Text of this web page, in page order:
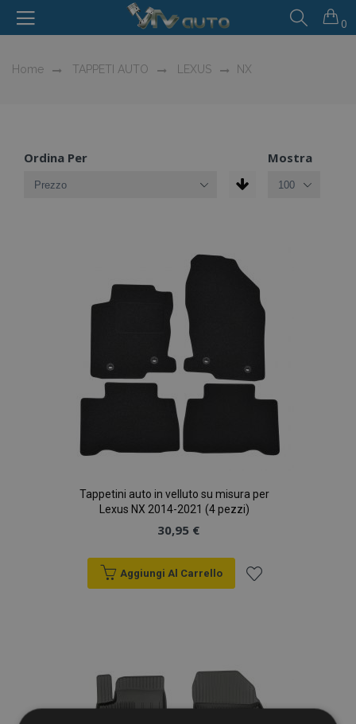
0
Home TAPPETI AUTO LEXUS NX
Ordina Per Mostra
Tappetini auto in velluto su misura per
Lexus NX 2014-2021 (4 pezzi)
30,95 €
Aggiungi Al Carrello
desideri